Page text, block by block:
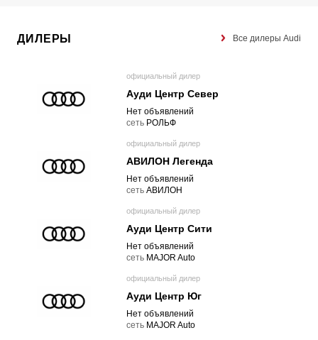
ДИЛЕРЫ Все дилеры Audi
официальный дилер
Ауди Центр Север
Нет объявлений
cеть РОЛЬФ
официальный дилер
АВИЛОН Легенда
Нет объявлений
cеть АВИЛОН
официальный дилер
Ауди Центр Сити
Нет объявлений
cеть MAJOR Auto
официальный дилер
Ауди Центр Юг
Нет объявлений
cеть MAJOR Auto